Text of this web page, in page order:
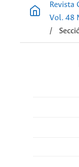
Revista
Vol. 48
/